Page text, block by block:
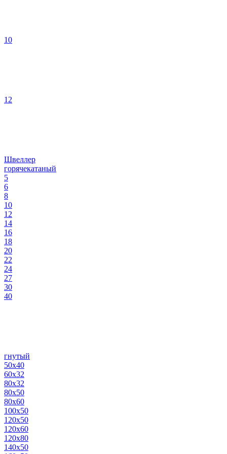
10
12
Швеллер
горячекатаный
5
6
8
10
12
14
16
18
20
22
24
27
30
40
гнутый
50х40
60х32
80х32
80х50
80х60
100х50
120х50
120х60
120х80
140х50